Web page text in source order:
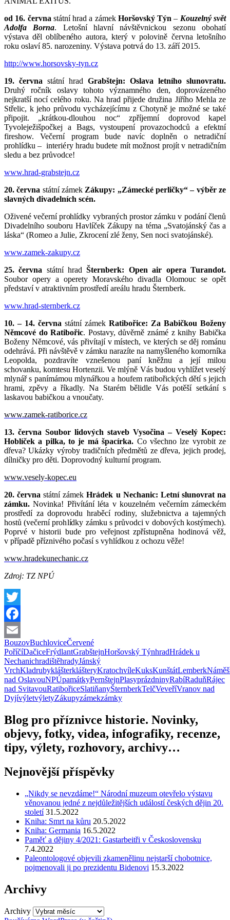
od 16. června státní hrad a zámek Horšovský Týn – Kouzelný svět
Adolfa Borna. Letošní hlavní návštěvnickou sezonu obohatí
výstava děl oblíbeného autora, který v polovině června letošního
roku oslaví 85. narozeniny. Výstava potrvá do 13. září 2015.
http://www.horsovsky-tyn.cz
19. června státní hrad Grabštejn: Oslava letního slunovratu.
Druhý ročník oslavy tohoto významného den, doprovázeného
nejkratší nocí celého roku. Na hrad přijede družina Jiřího Mehla ze
Střelic, k jeho průvodu vycházejícímu z Chotyně je možné se také
připojit. „krátkou-dlouhou noc“ zpříjemní doprovod kapel
Tyvoleježišpočkej a Bags, vystoupení provazochodců a efektní
fireshow. Večerní program bude navíc doplněn o netradiční
prohlídku – interiéry hradu budete mít možnost projít v netradičním
sledu a bez průvodce!
www.hrad-grabstejn.cz
20. června státní zámek Zákupy: „Zámecké perličky“ – výběr ze
slavných divadelních scén.
Oživené večerní prohlídky vybraných prostor zámku v podání členů
Divadelního souboru Havlíček Zákupy na téma „Svatojánský čas a
láska“ (Romeo a Julie, Zkrocení zlé ženy, Sen noci svatojánské).
www.zamek-zakupy.cz
25. června státní hradŠternberk: Open air opera Turandot.
Soubor opery a operety Moravského divadla Olomouc se opět
představí v atraktivním prostředí areálu hradu Šternberk.
www.hrad-sternberk.cz
10. – 14. června státní zámek Ratibořice: Za Babičkou Boženy
Němcové do Ratibořic. Postavy, důvěrně známé z knihy Babička
Boženy Němcové, vás přivítají v místech, ve kterých se děj románu
odehrává. Při návštěvě v zámku narazíte na namyšleného komorníka
Leopolda, pozdravíte vznešenou paní kněžnu a její milou
schovanku, komtesu Hortenzii. Ve mlýně Vás budou vyhlížet veselý
mlynář s panímámou mlynářkou a houfem ratibořických dětí s jejich
hrami, zpěvy a říkadly. Na Starém bělidle Vás potěší setkání s
laskavou babičkou a vnoučaty.
www.zamek-ratiborice.cz
13. června Soubor lidových staveb Vysočina – Veselý Kopec:
Hoblíček a pilka, to je má špacírka. Co všechno lze vyrobit ze
dřeva? Ukázky výroby tradičních předmětů ze dřeva, jejich prodej,
dílničky pro děti. Doprovodný kulturní program.
www.vesely-kopec.eu
20. června státní zámekHrádek u Nechanic: Letní slunovrat na
zámku. Novinka! Přivítání léta v kouzelném večerním zámeckém
prostředí za doprovodu hraběcí rodiny, služebnictva a tajemných
hostů (večerní prohlídky zámku s průvodci v dobových kostýmech).
Poprvé v historii bude pro veřejnost zpřístupněna hodinová věž,
v případě příznivého počasí s vyhlídkou z ochozu věže!
www.hradekunechanic.cz
Zdroj: TZ NPÚ
Twitter
Facebook
Email
BouzovBuchloviceČervené
PoříčíDačiceFrýdlantGrabštejnHoršovský TýnhradHrádek u
NechanichradištěhradyJánský
VrchKladrubyklášterklášteryKratochvíleKuksKunštátLemberk
nad OslavouNPÚpamátkyPernštejnPlasyprázdninyRabíRaduňRájec
nad SvitavouRatibořiceSlatiňanyŠternberkTelčVeveříVranov nad
DyjívýletvýletyZákupyzámekzámky
Blog pro příznivce historie. Novinky,
objevy, fotky, videa, infografiky, recenze,
tipy, výlety, rozhovory, archivy…
Nejnovější příspěvky
„Nikdy se nevzdáme!“ Národní muzeum otevřelo výstavu
věnovanou jedné z nejdůležitějších událostí českých dějin 20.
století 31.5.2022
Kniha: Smrt na kůru 20.5.2022
Kniha: Germania 16.5.2022
Paměť a dějiny 4/2021: Gastarbeitři v Československu
7.4.2022
Paleontologové objevili zkamenělinu nejstarší chobotnice,
pojmenovali ji po prezidentu Bidenovi 15.3.2022
Archivy
Archivy